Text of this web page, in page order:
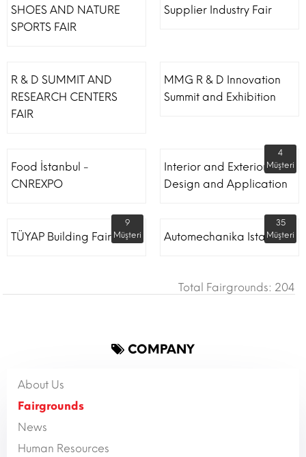
SHOES AND NATURE
SPORTS FAIR
Supplier Industry Fair
R & D SUMMIT AND
RESEARCH CENTERS
FAIR
MMG R & D Innovation
Summit and Exhibition
Food İstanbul -
CNREXPO
Interior and Exterior
Design and Application
4
Müşteri
TÜYAP Building Fair
9
Müşteri
Automechanika Istanbul
35
Müşteri
Total Fairgrounds: 204
COMPANY
About Us
Fairgrounds
News
Human Resources